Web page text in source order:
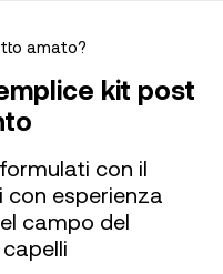
amato?
kit post
con il
con esperienza
campo del